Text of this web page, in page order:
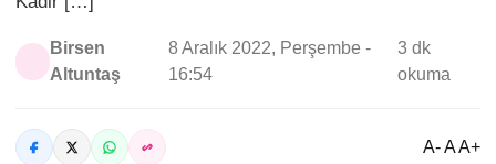
Birsen
Altuntaş
8 Aralık 2022, Perşembe -
16:54
3 dk
okuma
A- A A+